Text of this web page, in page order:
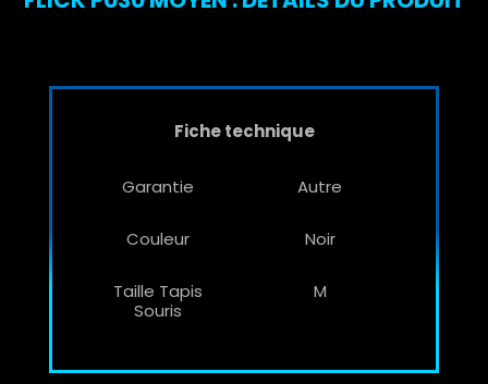
Fiche technique
Garantie Autre
Couleur Noir
Taille Tapis
Souris
M